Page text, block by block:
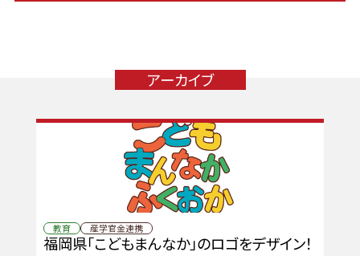
アーカイブ
教育 産学官金連携
福岡県「こどもまんなか」のロゴをデザイン！